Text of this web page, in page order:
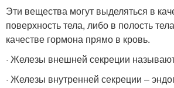
Эти вещества могут выделяться в
поверхность тела, либо в полость
качестве гормона прямо в кровь.
· Железы внешней секреции
· Железы внутренней секреции –